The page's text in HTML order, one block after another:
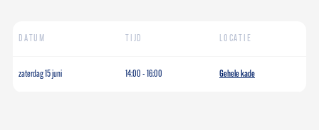
DATUM TIJD LOCATIE
zaterdag 15 juni 14:00 - 16:00 Gehele kade